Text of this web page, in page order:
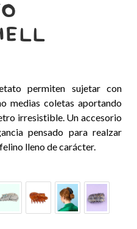
permiten sujetar con
medias coletas aportando
irresistible. Un accesorio
pensado para realzar
lleno de carácter.